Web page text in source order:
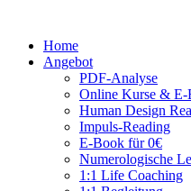
Home
Angebot
PDF-Analyse
Online Kurse & E-
Human Design
Impuls-Reading
E-Book für 0€
Numerologische
1:1 Life Coaching